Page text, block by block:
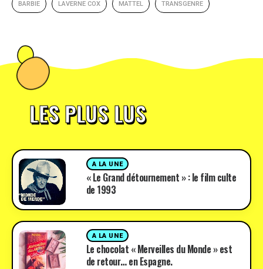
BARBIE LAVERNE COX MATTEL TRANSGENRE
LES PLUS LUS
A LA UNE
« Le Grand détournement » : le film culte
de 1993
A LA UNE
Le chocolat « Merveilles du Monde » est
de retour… en Espagne.